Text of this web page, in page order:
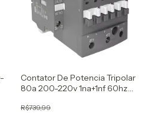
Contator De Potencia Tripolar
80a 200-220v 1na+1nf 60hz
R$739,99